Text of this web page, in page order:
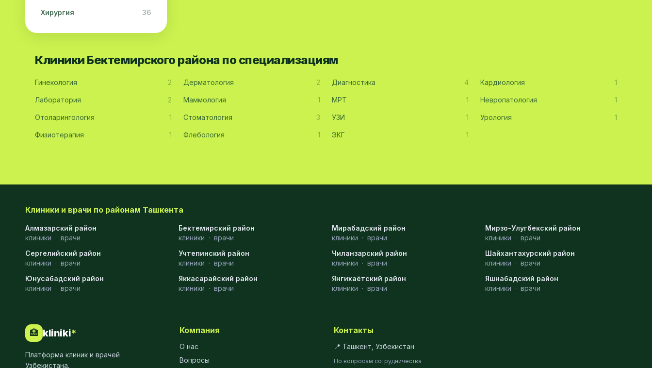
Хирургия 36
Физиотерапия 31
Акушерство 19
Ортопедия 19
Массаж
ЭКГ
Гастроэнтерология
Аллергология
Клиники Бектемирского района по специализациям
Гинекология 2 Дерматология 2 Диагностика 4 Кардиология 1
Лаборатория 2 Маммология 1 МРТ 1 Невропатология 1
Отоларингология 1 Стоматология 3 УЗИ 1 Урология 1
Физиотерапия 1 Флебология 1 ЭКГ 1
Клиники и врачи по районам Ташкента
Алмазарский район
клиники · врачи
Бектемирский район
клиники · врачи
Мирабадский район
клиники · врачи
Мирзо-Улугбекский район
клиники · врачи
Сергелийский район
клиники · врачи
Учтепинский район
клиники · врачи
Чиланзарский район
клиники · врачи
Шайхантахурский район
клиники · врачи
Юнусабадский район
клиники · врачи
Яккасарайский район
клиники · врачи
Янгихаётский район
клиники · врачи
Яшнабадский район
клиники · врачи
🏥 kliniki*
Платформа клиник и врачей
Узбекистана.
Компания
О нас
Вопросы
Контакты
📍 Ташкент, Узбекистан
По вопросам сотрудничества